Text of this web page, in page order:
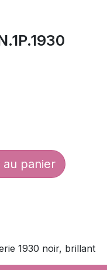
au panier
1930 noir, brillant